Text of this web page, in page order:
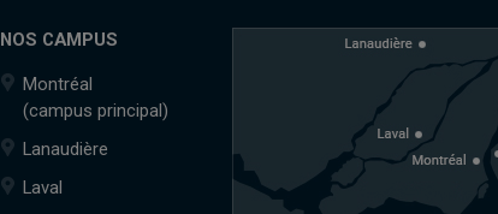
NOS CAMPUS
Montréal
(campus principal)
Lanaudière
Laval